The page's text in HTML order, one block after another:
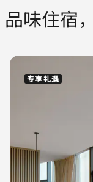
品味住宿
专享礼遇